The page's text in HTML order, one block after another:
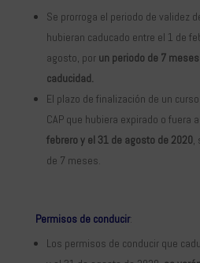
Se prorroga el periodo de validez
hubieran caducado entre el 1 de
agosto, por un periodo de 7
caducidad.
El plazo de finalización de un
CAP que hubiera expirado o fuera
febrero y el 31 de agosto de 2020,
de 7 meses.
Permisos de conducir:
Los permisos de conducir que